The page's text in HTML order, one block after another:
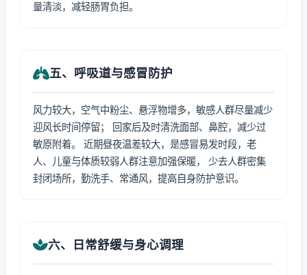
量清淡，减轻肠胃负担。
五、呼吸道与感冒防护
风力较大，空气中粉尘、悬浮物增多，敏感人群尽量减少
迎风长时间停留； 回家后及时清洗面部、鼻腔，减少过
敏原附着。 近期昼夜温差较大，是感冒易发时段，老
人、儿童与体质较弱人群注意加强保暖， 少去人群密集
封闭场所，勤洗手、常通风，提高自身防护意识。
六、日常舒缓与身心调理